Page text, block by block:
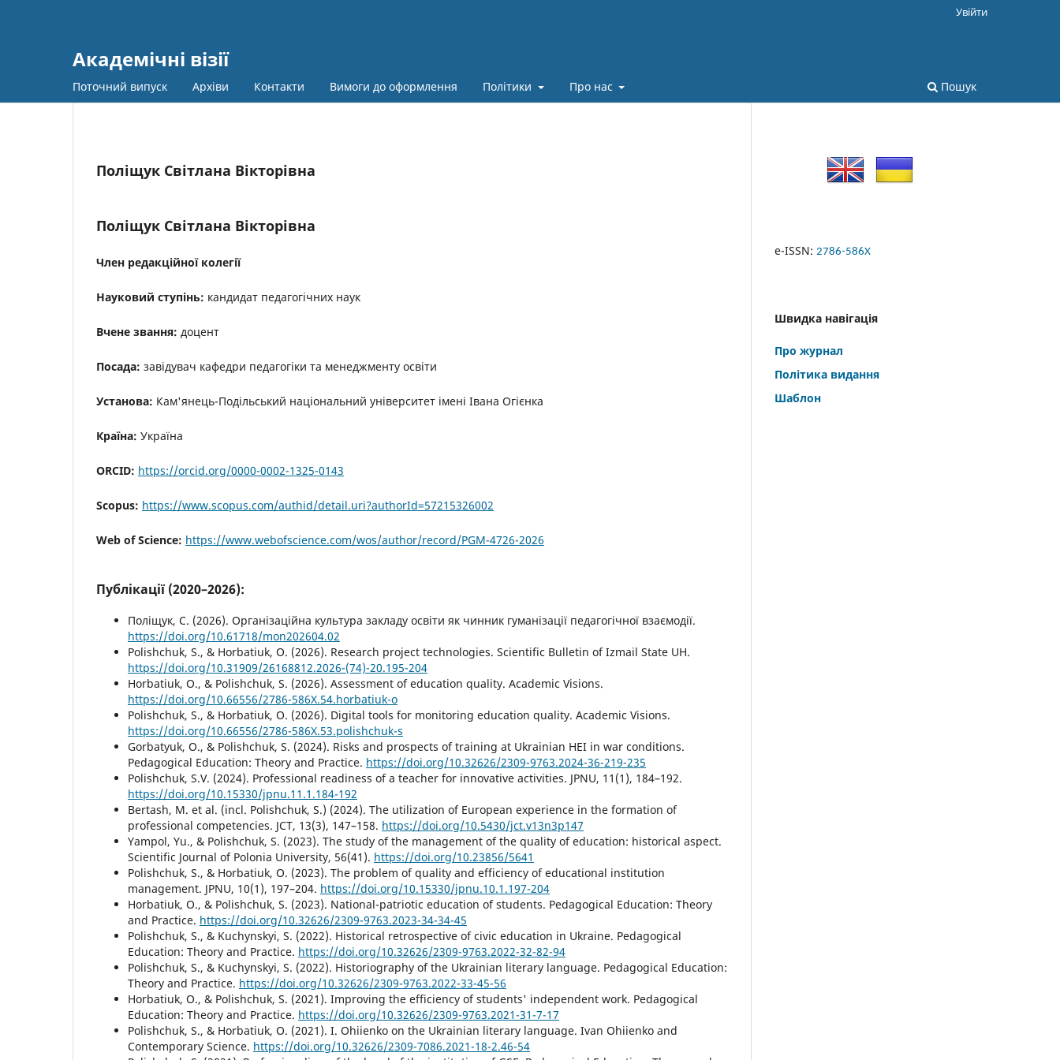
Академічні візії
Поточний випуск Архіви Контакти Вимоги до оформлення Політики Про нас Пошук
Увійти
Поліщук Світлана Вікторівна
Поліщук Світлана Вікторівна
Член редакційної колегії
Науковий ступінь: кандидат педагогічних наук
Вчене звання: доцент
Посада: завідувач кафедри педагогіки та менеджменту освіти
Установа: Кам'янець-Подільський національний університет імені Івана Огієнка
Країна: Україна
ORCID: https://orcid.org/0000-0002-1325-0143
Scopus: https://www.scopus.com/authid/detail.uri?authorId=57215326002
Web of Science: https://www.webofscience.com/wos/author/record/PGM-4726-2026
Публікації (2020–2026):
Поліщук, С. (2026). Організаційна культура закладу освіти як чинник гуманізації педагогічної взаємодії.
https://doi.org/10.61718/mon202604.02
Polishchuk, S., & Horbatiuk, O. (2026). Research project technologies. Scientific Bulletin of Izmail State UH.
https://doi.org/10.31909/26168812.2026-(74)-20.195-204
Horbatiuk, O., & Polishchuk, S. (2026). Assessment of education quality. Academic Visions.
https://doi.org/10.66556/2786-586X.54.horbatiuk-o
Polishchuk, S., & Horbatiuk, O. (2026). Digital tools for monitoring education quality. Academic Visions.
https://doi.org/10.66556/2786-586X.53.polishchuk-s
Gorbatyuk, O., & Polishchuk, S. (2024). Risks and prospects of training at Ukrainian HEI in war conditions.
Pedagogical Education: Theory and Practice. https://doi.org/10.32626/2309-9763.2024-36-219-235
Polishchuk, S.V. (2024). Professional readiness of a teacher for innovative activities. JPNU, 11(1), 184–192.
https://doi.org/10.15330/jpnu.11.1.184-192
Bertash, M. et al. (incl. Polishchuk, S.) (2024). The utilization of European experience in the formation of
professional competencies. JCT, 13(3), 147–158. https://doi.org/10.5430/jct.v13n3p147
Yampol, Yu., & Polishchuk, S. (2023). The study of the management of the quality of education: historical aspect.
Scientific Journal of Polonia University, 56(41). https://doi.org/10.23856/5641
Polishchuk, S., & Horbatiuk, O. (2023). The problem of quality and efficiency of educational institution
management. JPNU, 10(1), 197–204. https://doi.org/10.15330/jpnu.10.1.197-204
Horbatiuk, O., & Polishchuk, S. (2023). National-patriotic education of students. Pedagogical Education: Theory
and Practice. https://doi.org/10.32626/2309-9763.2023-34-34-45
Polishchuk, S., & Kuchynskyi, S. (2022). Historical retrospective of civic education in Ukraine. Pedagogical
Education: Theory and Practice. https://doi.org/10.32626/2309-9763.2022-32-82-94
Polishchuk, S., & Kuchynskyi, S. (2022). Historiography of the Ukrainian literary language. Pedagogical Education:
Theory and Practice. https://doi.org/10.32626/2309-9763.2022-33-45-56
Horbatiuk, O., & Polishchuk, S. (2021). Improving the efficiency of students' independent work. Pedagogical
Education: Theory and Practice. https://doi.org/10.32626/2309-9763.2021-31-7-17
Polishchuk, S., & Horbatiuk, O. (2021). I. Ohiienko on the Ukrainian literary language. Ivan Ohiienko and
Contemporary Science. https://doi.org/10.32626/2309-7086.2021-18-2.46-54
e-ISSN: 2786-586X
Швидка навігація
Про журнал
Політика видання
Шаблон